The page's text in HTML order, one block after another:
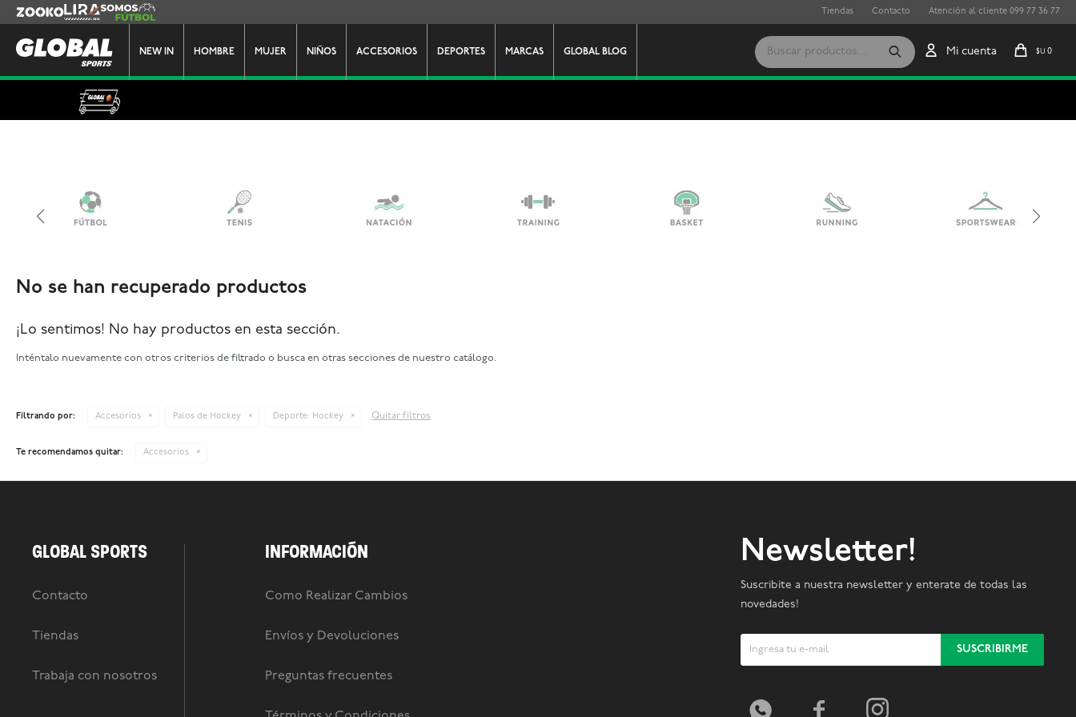
NEW IN HOMBRE MUJER NIÑOS ACCESORIOS DEPORTES MARCAS GLOBAL BLOG $U 0
Zooko Lira Somos Futbol Tiendas Contacto Atención al cliente 099 77 36 77
No se han recuperado productos
¡Lo sentimos! No hay productos en esta sección.
Inténtalo nuevamente con otros criterios de filtrado o busca en otras secciones de nuestro catálogo.
Filtrando por: Accesorios Palos de Hockey Deporte: Hockey Quitar filtros
Te recomendamos quitar: Accesorios
GLOBAL SPORTS
Contacto
Tiendas
Trabaja con nosotros
INFORMACIÓN
Como Realizar Cambios
Envíos y Devoluciones
Preguntas frecuentes
Newsletter!
Suscribite a nuestra newsletter y enterate de todas las
novedades!
SUSCRIBIRME
  